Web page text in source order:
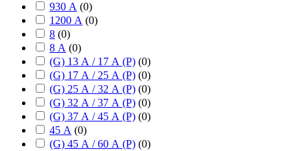
930 А (0)
1200 А (0)
8 (0)
8 А (0)
(G) 13 А / 17 А (P) (0)
(G) 17 А / 25 А (P) (0)
(G) 25 А / 32 А (P) (0)
(G) 32 А / 37 А (P) (0)
(G) 37 А / 45 А (P) (0)
45 А (0)
(G) 45 А / 60 А (P) (0)